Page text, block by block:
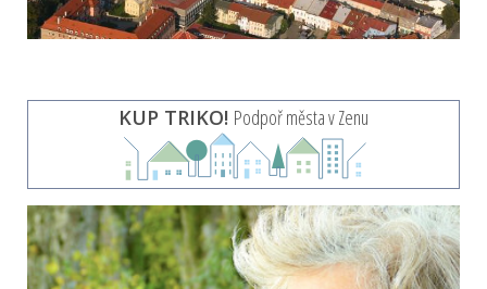
KUP TRIKO! Podpoř města v Zenu